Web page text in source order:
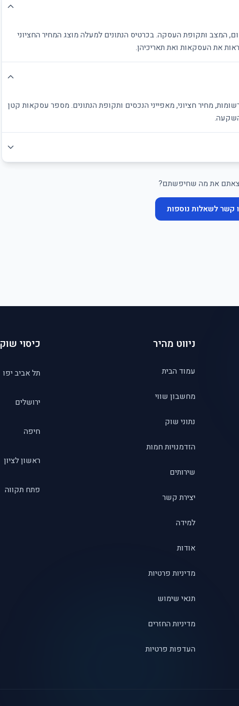
המצב ותקופת העסקה. בכרטיס הנתונים למעלה מוצג המחיר החציוני
את העסקאות ואת תאריכיהן.
מחיר חציוני, מאפייני הנכסים ותקופת הנתונים. מספר עסקאות קטן
את מה שחיפשתם?
קשר לשאלות נוספות
ניווט מהיר
עמוד הבית
מחשבון שווי
נתוני שוק
הזדמנויות חמות
שירותים
יצירת קשר
למידה
אודות
מדיניות פרטיות
תנאי שימוש
מדיניות החזרים
העדפות פרטיות
כיסוי שוק
תל אביב יפו
ירושלים
חיפה
ראשון לציון
פתח תקווה